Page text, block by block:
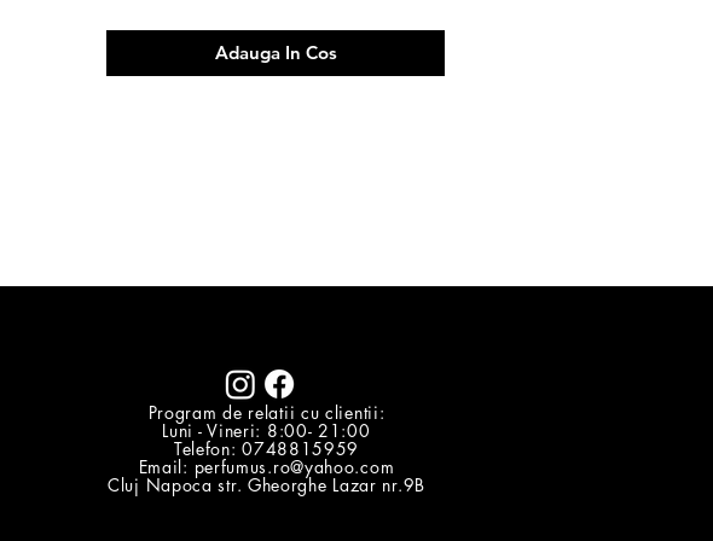
Adauga In Cos
Program de relatii cu clientii:
Luni - Vineri: 8:00- 21:00
Telefon: 0748815959
Email: perfumus.ro@yahoo.com
Cluj Napoca str. Gheorghe Lazar nr.9B